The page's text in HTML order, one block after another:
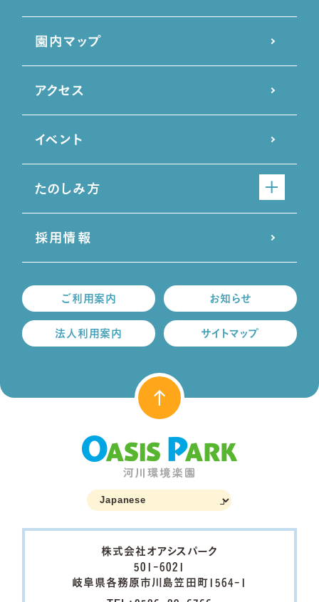
園内マップ
アクセス
イベント
たのしみ方
採用情報
ご利用案内 お知らせ
法人利用案内 サイトマップ
株式会社オアシスパーク
501-6021
岐阜県各務原市川島笠田町1564-1